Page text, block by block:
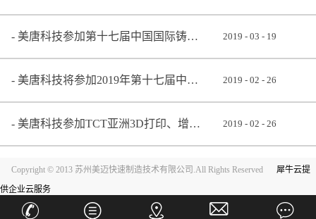
美唐科技参加第十七届中国国际铸造博览会 2019 - 03 - 19
美唐科技将参加2019年第十七届中国国际铸造博览会 2019 - 02 - 26
美唐科技参加TCT亚洲3D打印、增材制造展览会 2019 - 02 - 26
Copyright © 2013 苏州美迈快速制造技术有限公司.All Rights Reserved
犀牛云提
供企业云服务